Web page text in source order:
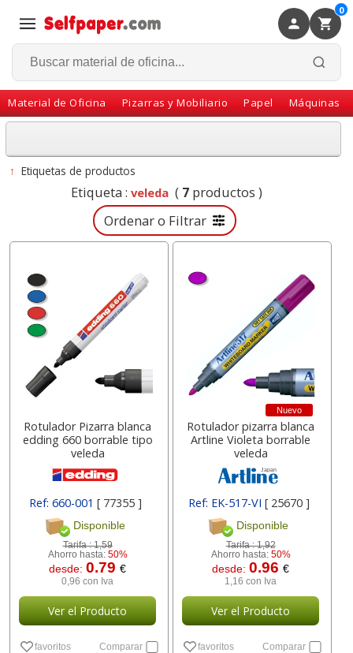
0
Material de Oficina Pizarras y Mobiliario Papel Máquinas
Volver
↑Etiquetas de productos
Etiqueta : veleda ( 7productos )
Ordenar o Filtrar
Rotulador Pizarra blanca
edding 660 borrable tipo
veleda
Ref: 660-001 [ 77355 ]
Disponible
Tarifa :1,59
Ahorro hasta: 50%
desde:0.79€
0,96 con Iva
Ver el Producto
favoritos Comparar
Nuevo
Rotulador pizarra blanca
Artline Violeta borrable
veleda
Ref: EK-517-VI [ 25670 ]
Disponible
Tarifa :1,92
Ahorro hasta: 50%
desde:0.96€
1,16 con Iva
Ver el Producto
favoritos Comparar